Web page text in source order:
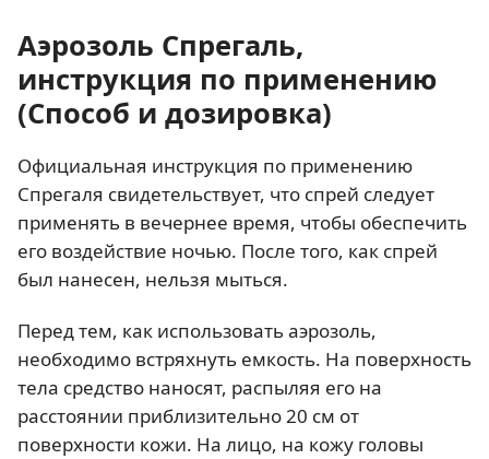
Аэрозоль Спрегаль,
инструкция по применению
(Способ и дозировка)
Официальная инструкция по применению
Спрегаля свидетельствует, что спрей следует
применять в вечернее время, чтобы обеспечить
его воздействие ночью. После того, как спрей
был нанесен, нельзя мыться.
Перед тем, как использовать аэрозоль,
необходимо встряхнуть емкость. На поверхность
тела средство наносят, распыляя его на
расстоянии приблизительно 20 см от
поверхности кожи. На лицо, на кожу головы